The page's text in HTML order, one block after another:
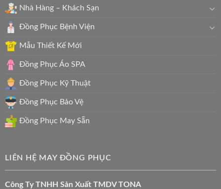
Nhà Hàng – Khách Sạn
Đồng Phục Bệnh Viện
Mẫu Thiết Kế Mới
Đồng Phục Áo SPA
Đồng Phục Kỹ Thuật
Đồng Phục Bảo Vệ
Đồng Phục May Sẵn
LIÊN HỆ MAY ĐỒNG PHỤC
Công Ty TNHH Sản Xuất TMDV TONA